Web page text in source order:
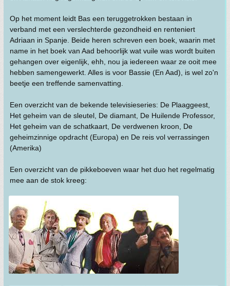
Op het moment leidt Bas een teruggetrokken bestaan in
verband met een verslechterde gezondheid en renteniert
Adriaan in Spanje. Beide heren schreven een boek, waarin met
name in het boek van Aad behoorlijk wat vuile was wordt buiten
gehangen over eigenlijk, ehh, nou ja iedereen waar ze ooit mee
hebben samengewerkt. Alles is voor Bassie (En Aad), is wel zo'n
beetje een treffende samenvatting.
Een overzicht van de bekende televisieseries: De Plaaggeest,
Het geheim van de sleutel, De diamant, De Huilende Professor,
Het geheim van de schatkaart, De verdwenen kroon, De
geheimzinnige opdracht (Europa) en De reis vol verrassingen
(Amerika)
Een overzicht van de pikkeboeven waar het duo het regelmatig
mee aan de stok kreeg: